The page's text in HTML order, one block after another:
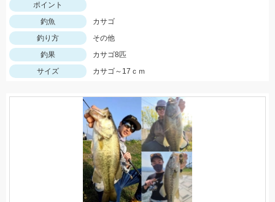
ポイント
釣魚
カサゴ
釣り方
その他
釣果
カサゴ8匹
サイズ
カサゴ～17ｃｍ